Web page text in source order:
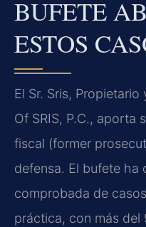
BUFETE
ESTOS
El Sr. Sris,
Of SRIS, P.C., aporta
fiscal (former
defensa. El bufete ha
comprobada de
práctica, con más del